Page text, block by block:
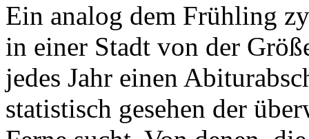
Ein analog dem Frühling
in einer Stadt von der
jedes Jahr einen
statistisch gesehen der